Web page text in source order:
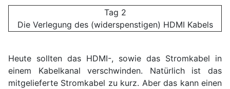
Tag 2
Die Verlegung des (widerspenstigen) HDMI Kabels
Heute sollten das HDMI-, sowie das Stromkabel in
einem Kabelkanal verschwinden. Natürlich ist das
mitgelieferte Stromkabel zu kurz. Aber das kann einen